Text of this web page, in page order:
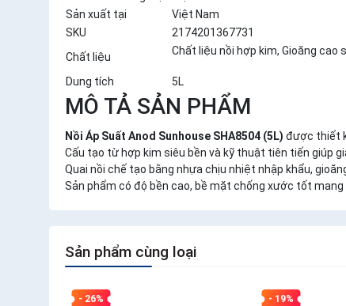
Sản xuất tại
Việt Nam
SKU
2174201367731
Chất liệu
Chất liệu nồi hợp kim, Gioăng cao
Dung tích 5L
MÔ TẢ SẢN PHẨM
Nồi Áp Suất Anod Sunhouse SHA8504 (5L) được thiết
Cấu tạo từ hợp kim siêu bền và kỹ thuật tiên tiến giúp
Quai nồi chế tạo bằng nhựa chịu nhiệt nhập khẩu,
Sản phẩm có độ bền cao, bề mặt chống xước tốt
Sản phẩm cùng loại
- 26% - 19%